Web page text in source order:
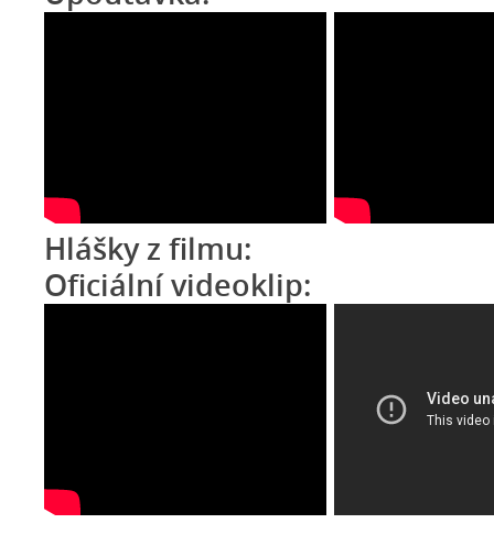
Hlášky z filmu:
Oficiální videoklip: